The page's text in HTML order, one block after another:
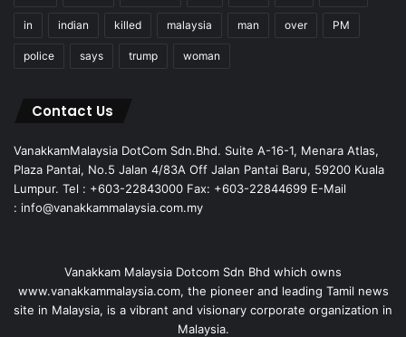
in indian killed malaysia man over PM
police says trump woman
Contact Us
VanakkamMalaysia DotCom Sdn.Bhd. Suite A-16-1, Menara Atlas,
Plaza Pantai, No.5 Jalan 4/83A Off Jalan Pantai Baru, 59200 Kuala
Lumpur. Tel : +603-22843000 Fax: +603-22844699 E-Mail
: info@vanakkammalaysia.com.my
Vanakkam Malaysia Dotcom Sdn Bhd which owns
www.vanakkammalaysia.com, the pioneer and leading Tamil news
site in Malaysia, is a vibrant and visionary corporate organization in
Malaysia.